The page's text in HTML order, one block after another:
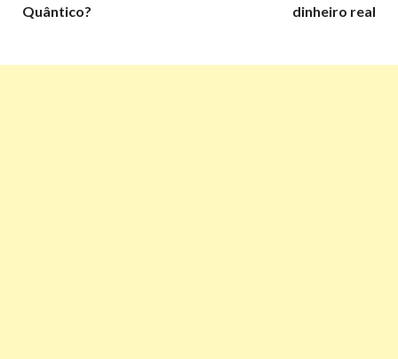
Quântico?
dinheiro real